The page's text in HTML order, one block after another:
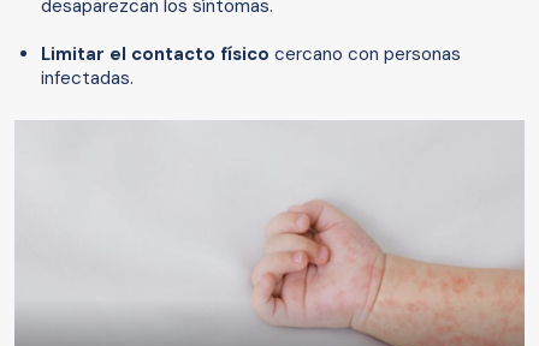
desaparezcan los síntomas.
Limitar el contacto físico cercano con personas
infectadas.